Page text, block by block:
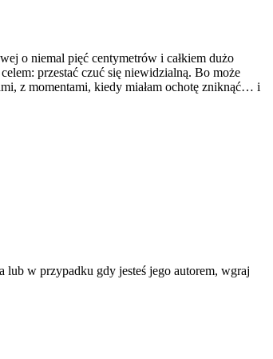
o niemal pięć centymetrów i całkiem dużo
przestać czuć się niewidzialną. Bo może
z momentami, kiedy miałam ochotę zniknąć… i
w przypadku gdy jesteś jego autorem, wgraj